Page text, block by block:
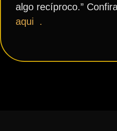
algo recíproco.”
aqui .